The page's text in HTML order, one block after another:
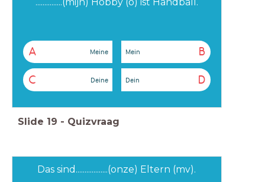
...............(mijn) Hobby (o) ist Handball.
A Meine B
Mein
C Deine D
Dein
Slide 19 - Quizvraag
Das sind..................(onze) Eltern (mv).